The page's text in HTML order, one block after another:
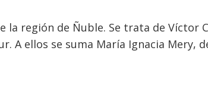
la región de Ñuble. Se trata de Víctor
A ellos se suma María Ignacia Mery,